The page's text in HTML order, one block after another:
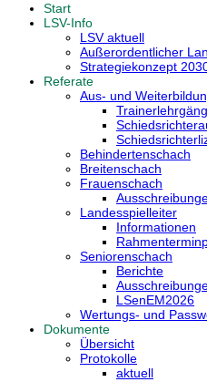
Start
LSV-Info
LSV aktuell
Außerordentlicher
Strategiekonzept
Referate
Aus- und
Behindertenschach
Breitenschach
Frauenschach
Landesspielleiter
Informationen
Seniorenschach
Berichte
LSenEM2026
Wertungs- und
Dokumente
Übersicht
Protokolle
aktuell